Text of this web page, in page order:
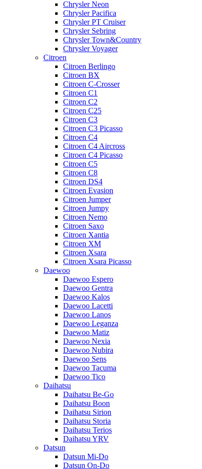
Chrysler Neon
Chrysler Pacifica
Chrysler PT Cruiser
Chrysler Sebring
Chrysler Town&Country
Chrysler Voyager
Citroen
Citroen Berlingo
Citroen BX
Citroen C-Crosser
Citroen C1
Citroen C2
Citroen C25
Citroen C3
Citroen C3 Picasso
Citroen C4
Citroen C4 Aircross
Citroen C4 Picasso
Citroen C5
Citroen C8
Citroen DS4
Citroen Evasion
Citroen Jumper
Citroen Jumpy
Citroen Nemo
Citroen Saxo
Citroen Xantia
Citroen XM
Citroen Xsara
Citroen Xsara Picasso
Daewoo
Daewoo Espero
Daewoo Gentra
Daewoo Kalos
Daewoo Lacetti
Daewoo Lanos
Daewoo Leganza
Daewoo Matiz
Daewoo Nexia
Daewoo Nubira
Daewoo Sens
Daewoo Tacuma
Daewoo Tico
Daihatsu
Daihatsu Be-Go
Daihatsu Boon
Daihatsu Sirion
Daihatsu Storia
Daihatsu Terios
Daihatsu YRV
Datsun
Datsun Mi-Do
Datsun On-Do